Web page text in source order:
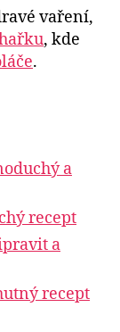
vaření,
, kde
.
a
recept
a
recept